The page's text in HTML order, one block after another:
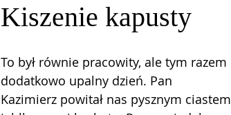
Kiszenie kapusty
To był równie pracowity, ale tym razem
dodatkowo upalny dzień. Pan
Kazimierz powitał nas pysznym ciastem